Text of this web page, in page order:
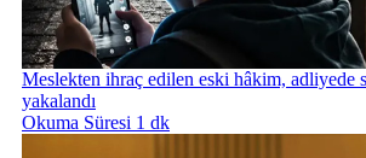
Meslekten ihraç edilen eski hâkim, adliyede
yakalandı
Okuma Süresi 1 dk